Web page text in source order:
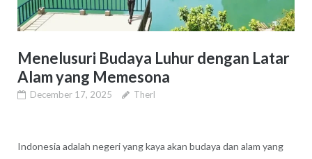
Menelusuri Budaya Luhur dengan Latar
Alam yang Memesona
December 17, 2025 Therl
Indonesia adalah negeri yang kaya akan budaya dan alam yang